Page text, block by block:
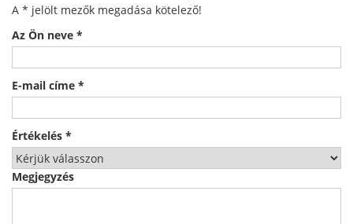
A * jelölt mezők megadása kötelező!
Az Ön neve *
E-mail címe *
Értékelés *
Megjegyzés